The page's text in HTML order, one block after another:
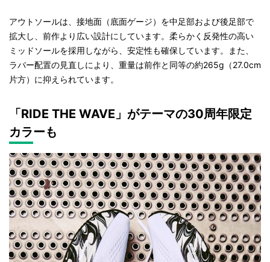
アウトソールは、接地面（底面ゲージ）を中足部および後足部で
拡大し、前作より広い設計にしています。柔らかく反発性の高い
ミッドソールを採用しながら、安定性も確保しています。また、
ラバー配置の見直しにより、重量は前作と同等の約265g（27.0cm
片方）に抑えられています。
「RIDE THE WAVE」がテーマの30周年限定
カラーも